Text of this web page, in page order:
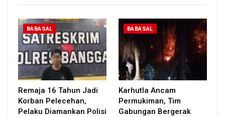
BABASAL
Remaja 16 Tahun Jadi
Korban Pelecehan,
Pelaku Diamankan Polisi
BABASAL
Karhutla Ancam
Permukiman, Tim
Gabungan Bergerak